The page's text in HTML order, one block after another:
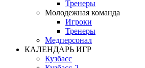
Тренеры
Молодежная команда
Игроки
Тренеры
Медперсонал
КАЛЕНДАРЬ ИГР
Кузбасс